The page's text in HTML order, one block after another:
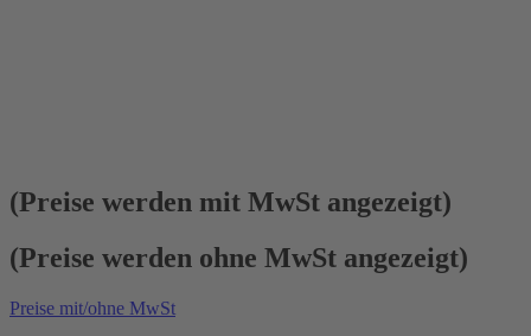
(Preise werden mit MwSt angezeigt)
(Preise werden ohne MwSt angezeigt)
Preise mit/ohne MwSt